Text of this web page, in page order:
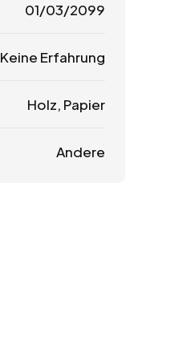
01/03/2099
Keine Erfahrung
Holz, Papier
Andere